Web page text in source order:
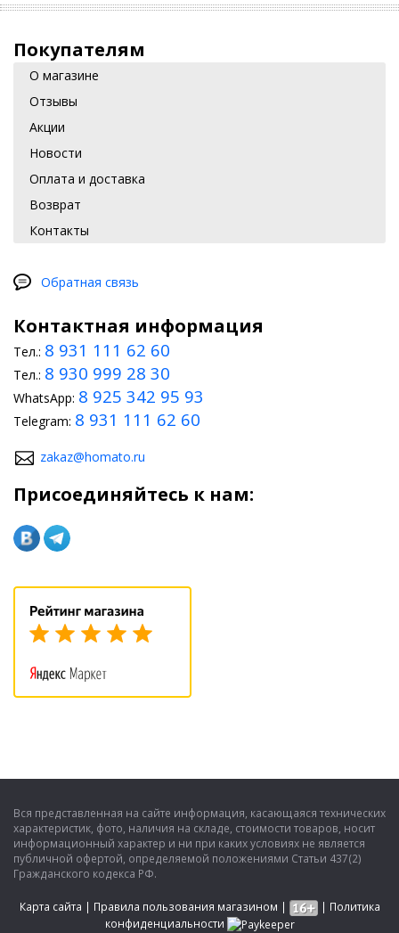
Покупателям
О магазине
Отзывы
Акции
Новости
Оплата и доставка
Возврат
Контакты
Обратная связь
Контактная информация
Тел.: 8 931 111 62 60
Тел.: 8 930 999 28 30
WhatsApp: 8 925 342 95 93
Telegram: 8 931 111 62 60
zakaz@homato.ru
Присоединяйтесь к нам:
Вся представленная на сайте информация, касающаяся технических
характеристик, фото, наличия на складе, стоимости товаров, носит
информационный характер и ни при каких условиях не является
публичной офертой, определяемой положениями Статьи 437(2)
Гражданского кодекса РФ.
Карта сайта | Правила пользования магазином | | Политика
конфиденциальности